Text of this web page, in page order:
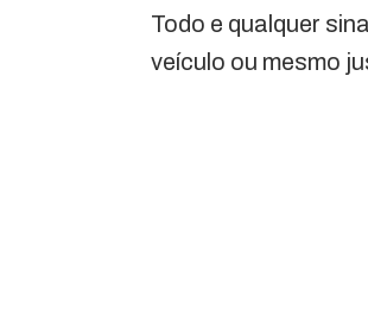
Todo e qualquer
veículo ou mesmo